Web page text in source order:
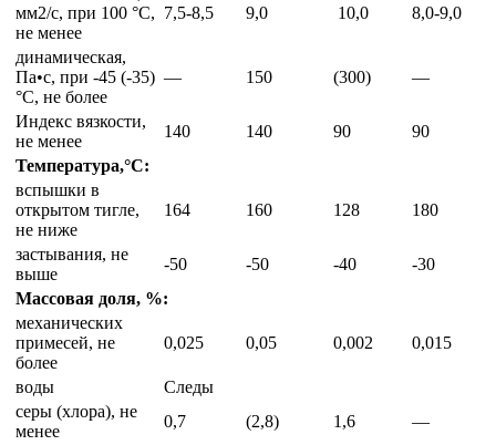
мм2/с, при 100 °С,
не менее
7,5-8,5 9,0 10,0 8,0-9,0
динамическая,
Па•с, при -45 (-35)
°С, не более
— 150 (300) —
Индекс вязкости,
не менее
140 140 90
90
Температура,°С:
вспышки в
открытом тигле,
не ниже
164 160 128 180
застывания, не
выше
-50 -50 -40
-30
Массовая доля, %:
механических
примесей, не
более
0,025 0,05 0,002 0,015
воды
Следы
серы (хлора), не
менее
0,7 (2,8) 1,6
—